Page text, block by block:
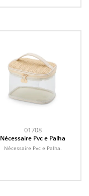
01708
Nécessaire Pvc e Palha
Nécessaire Pvc e Palha.